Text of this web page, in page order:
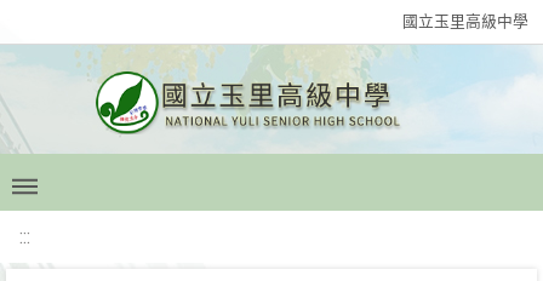
國立玉里高級中學
:::